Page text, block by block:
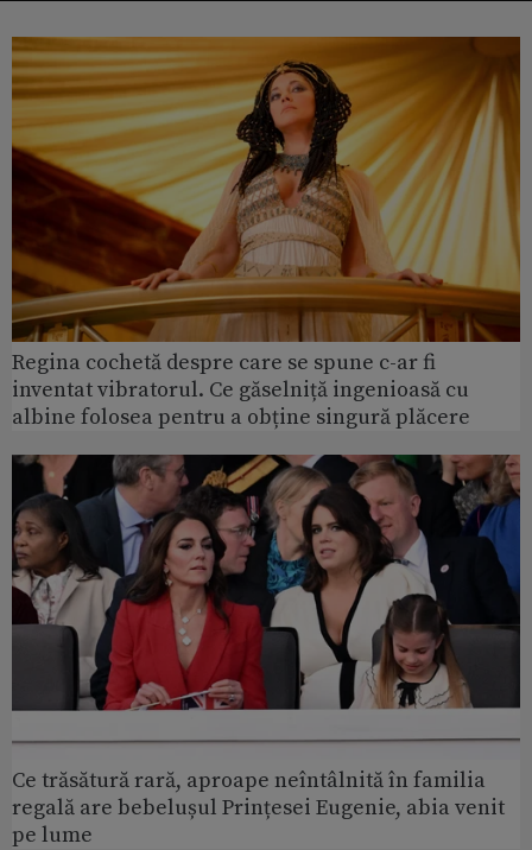
Regina cochetă despre care se spune c-ar fi
inventat vibratorul. Ce găselniță ingenioasă cu
albine folosea pentru a obține singură plăcere
Ce trăsătură rară, aproape neîntâlnită în familia
regală are bebelușul Prințesei Eugenie, abia venit
pe lume